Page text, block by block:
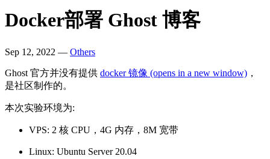
Docker部署 Ghost 博客
Sep 12, 2022 — Others
Ghost 官方并没有提供 docker 镜像 (opens in a new window) ，
是社区制作的。
本次实验环境为:
VPS: 2 核 CPU，4G 内存，8M 宽带
Linux: Ubuntu Server 20.04